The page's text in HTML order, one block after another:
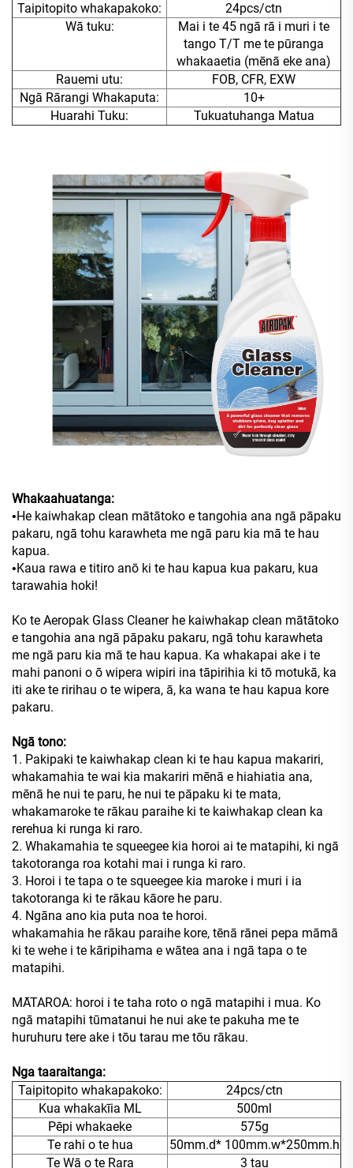
Taipitopito whakapakoko:
24pcs/ctn
Wā tuku:
Mai i te 45 ngā rā i muri i te
tango T/T me te pūranga
whakaaetia (mēnā eke ana)
Rauemi utu:
FOB, CFR, EXW
Ngā Rārangi Whakaputa:
10+
Huarahi Tuku:
Tukuatuhanga Matua
Whakaahuatanga:
•He kaiwhakap clean mātātoko e tangohia ana ngā pāpaku
pakaru, ngā tohu karawheta me ngā paru kia mā te hau
kapua.
•Kaua rawa e titiro anō ki te hau kapua kua pakaru, kua
tarawahia hoki!
Ko te Aeropak Glass Cleaner he kaiwhakap clean mātātoko
e tangohia ana ngā pāpaku pakaru, ngā tohu karawheta
me ngā paru kia mā te hau kapua. Ka whakapai ake i te
mahi panoni o ō wipera wipiri ina tāpirihia ki tō motukā, ka
iti ake te ririhau o te wipera, ā, ka wana te hau kapua kore
pakaru.
Ngā tono:
1. Pakipaki te kaiwhakap clean ki te hau kapua makariri,
whakamahia te wai kia makariri mēnā e hiahiatia ana,
mēnā he nui te paru, he nui te pāpaku ki te mata,
whakamaroke te rākau paraihe ki te kaiwhakap clean ka
rerehua ki runga ki raro.
2. Whakamahia te squeegee kia horoi ai te matapihi, ki ngā
takotoranga roa kotahi mai i runga ki raro.
3. Horoi i te tapa o te squeegee kia maroke i muri i ia
takotoranga ki te rākau kāore he paru.
4. Ngāna ano kia puta noa te horoi.
whakamahia he rākau paraihe kore, tēnā rānei pepa māmā
ki te wehe i te kāripihama e wātea ana i ngā tapa o te
matapihi.
MĀTAROA: horoi i te taha roto o ngā matapihi i mua. Ko
ngā matapihi tūmatanui he nui ake te pakuha me te
huruhuru tere ake i tōu tarau me tōu rākau.
Nga taaraitanga:
Taipitopito whakapakoko:
24pcs/ctn
Kua whakakīia ML
500ml
Pēpi whakaeke
575g
Te rahi o te hua
50mm.d* 100mm.w*250mm.h
Te Wā o te Rara
3 tau